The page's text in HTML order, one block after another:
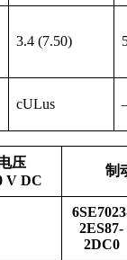
3.4 (7.50)
cULus
压
V DC
制
2ES87-
2DC0